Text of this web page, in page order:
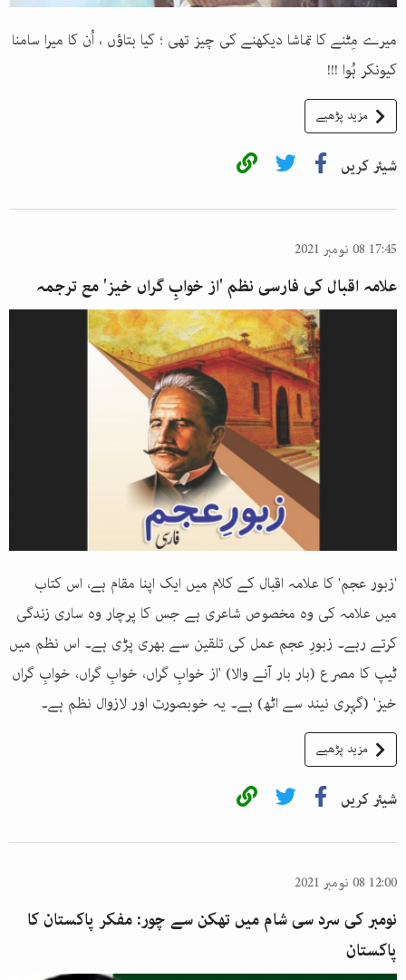
میرے مِٹنے کا تماشا دیکھنے کی چیز تھی ؛ کیا بتاؤں ، اُن کا میرا سامنا
کیونکر ہُوا !!!
مزید پڑھیے
شیئر کریں
17:45 08 نومبر 2021
علامہ اقبال کی فارسی نظم 'از خوابِ گراں خیز' مع ترجمہ
'زبور عجم' کا علامہ اقبال کے کلام میں ایک اپنا مقام ہے، اس کتاب
میں علامہ کی وہ مخصوص شاعری ہے جس کا پرچار وہ ساری زندگی
کرتے رہے۔ زبورِ عجم عمل کی تلقین سے بھری پڑی ہے۔ اس نظم میں
ٹیپ کا مصرع (بار بار آنے والا) 'از خوابِ گراں، خوابِ گراں، خوابِ گراں
خیز' (گہری نیند سے اٹھ) ہے۔ یہ خوبصورت اور لازوال نظم ہے۔
مزید پڑھیے
شیئر کریں
12:00 08 نومبر 2021
نومبر کی سرد سی شام میں تھکن سے چور: مفکر پاکستان کا
پاکستان